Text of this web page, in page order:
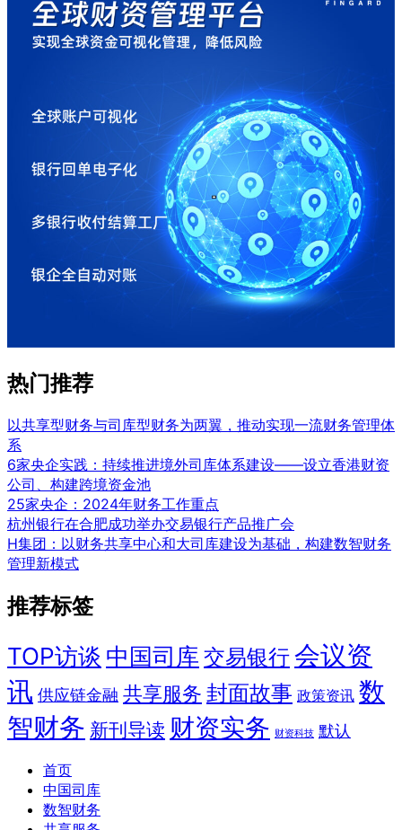
热门推荐
以共享型财务与司库型财务为两翼，推动实现一流财务管理体
系
6家央企实践：持续推进境外司库体系建设——设立香港财资
公司、构建跨境资金池
25家央企：2024年财务工作重点
杭州银行在合肥成功举办交易银行产品推广会
H集团：以财务共享中心和大司库建设为基础，构建数智财务
管理新模式
推荐标签
TOP访谈 中国司库 交易银行会议资
讯 供应链金融 共享服务 封面故事 政策资讯 数
智财务 新刊导读 财资实务 财资科技 默认
首页
中国司库
数智财务